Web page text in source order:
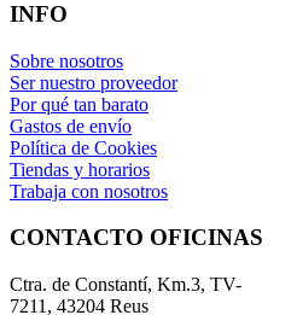
INFO
Sobre nosotros
Ser nuestro proveedor
Por qué tan barato
Gastos de envío
Política de Cookies
Tiendas y horarios
Trabaja con nosotros
CONTACTO OFICINAS
Ctra. de Constantí, Km.3, TV-
7211, 43204 Reus